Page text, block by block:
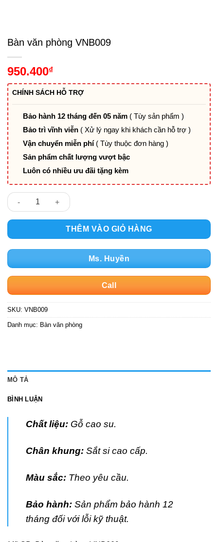
Bàn văn phòng VNB009
950.400₫
CHÍNH SÁCH HỖ TRỢ
Bảo hành 12 tháng đến 05 năm ( Tùy sản phẩm )
Bảo trì vĩnh viễn ( Xử lý ngay khi khách cần hỗ trợ )
Vận chuyển miễn phí ( Tùy thuộc đơn hàng )
Sản phẩm chất lượng vượt bậc
Luôn có nhiều ưu đãi tặng kèm
Bàn văn phòng VNB009 số lượng
THÊM VÀO GIỎ HÀNG
Ms. Huyền
Call
SKU: VNB009
Danh mục: Bàn văn phòng
MÔ TẢ
BÌNH LUẬN
Chất liệu: Gỗ cao su.
Chân khung: Sắt si cao cấp.
Màu sắc: Theo yêu cầu.
Bảo hành: Sản phẩm bảo hành 12
tháng đối với lỗi kỹ thuật.